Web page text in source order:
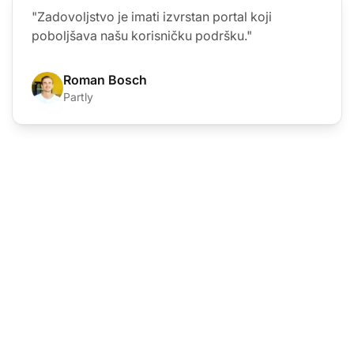
"Zadovoljstvo je imati izvrstan portal koji
poboljšava našu korisničku podršku."
Roman Bosch
Partly